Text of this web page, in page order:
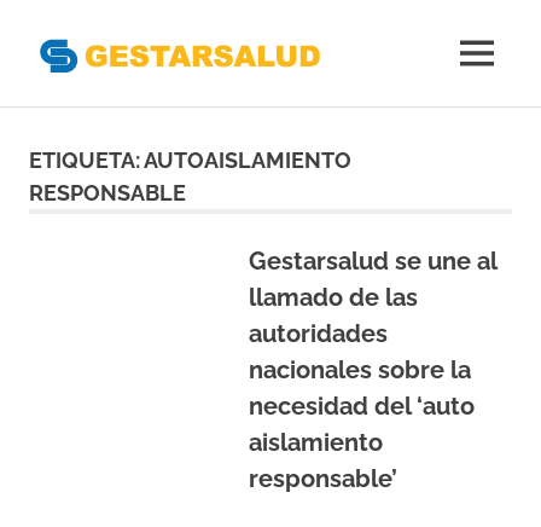
Gestoras
del
MENÚ
ETIQUETA:AUTOAISLAMIENTO
RESPONSABLE
Gestarsalud se une al
llamado de las
autoridades
nacionales sobre la
necesidad del ‘auto
aislamiento
responsable’